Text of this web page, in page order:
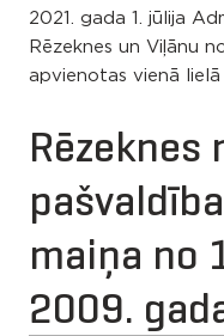
2021. gada 1. jūlija
Rēzeknes un Viļānu
apvienotas vienā lielā
Rēzeknes
maiņa no
2009.